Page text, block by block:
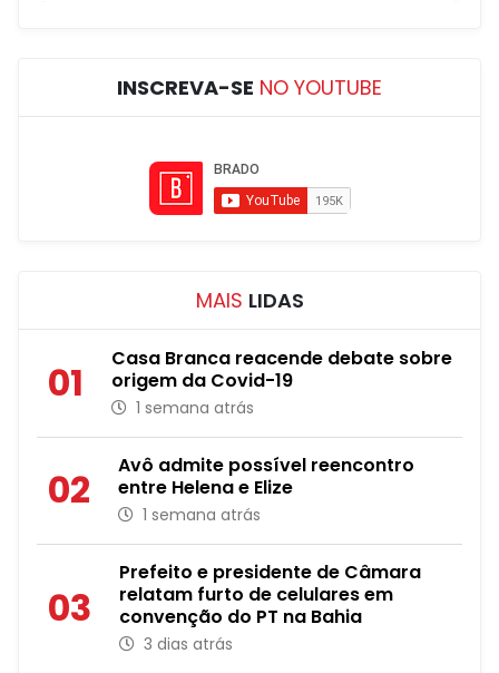
INSCREVA-SE NO YOUTUBE
MAIS LIDAS
01
Casa Branca reacende debate sobre
origem da Covid-19
1 semana atrás
02
Avô admite possível reencontro
entre Helena e Elize
1 semana atrás
03
Prefeito e presidente de Câmara
relatam furto de celulares em
convenção do PT na Bahia
3 dias atrás